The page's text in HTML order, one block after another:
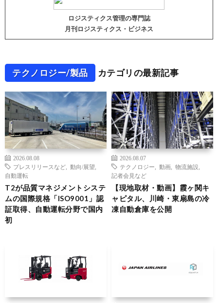
ロジスティクス管理の専門誌
月刊ロジスティクス・ビジネス
テクノロジー/製品 カテゴリの最新記事
2026.08.08
プレスリリースなど
動向/展望
自動運転
T2が品質マネジメントシステ
ムの国際規格「ISO9001」認
証取得、自動運転分野で国内
初
2026.08.07
テクノロジー
動画 物流施設
記者会見など
【現地取材・動画】霞ヶ関キ
ャピタル、川崎・東扇島の冷
凍自動倉庫を公開